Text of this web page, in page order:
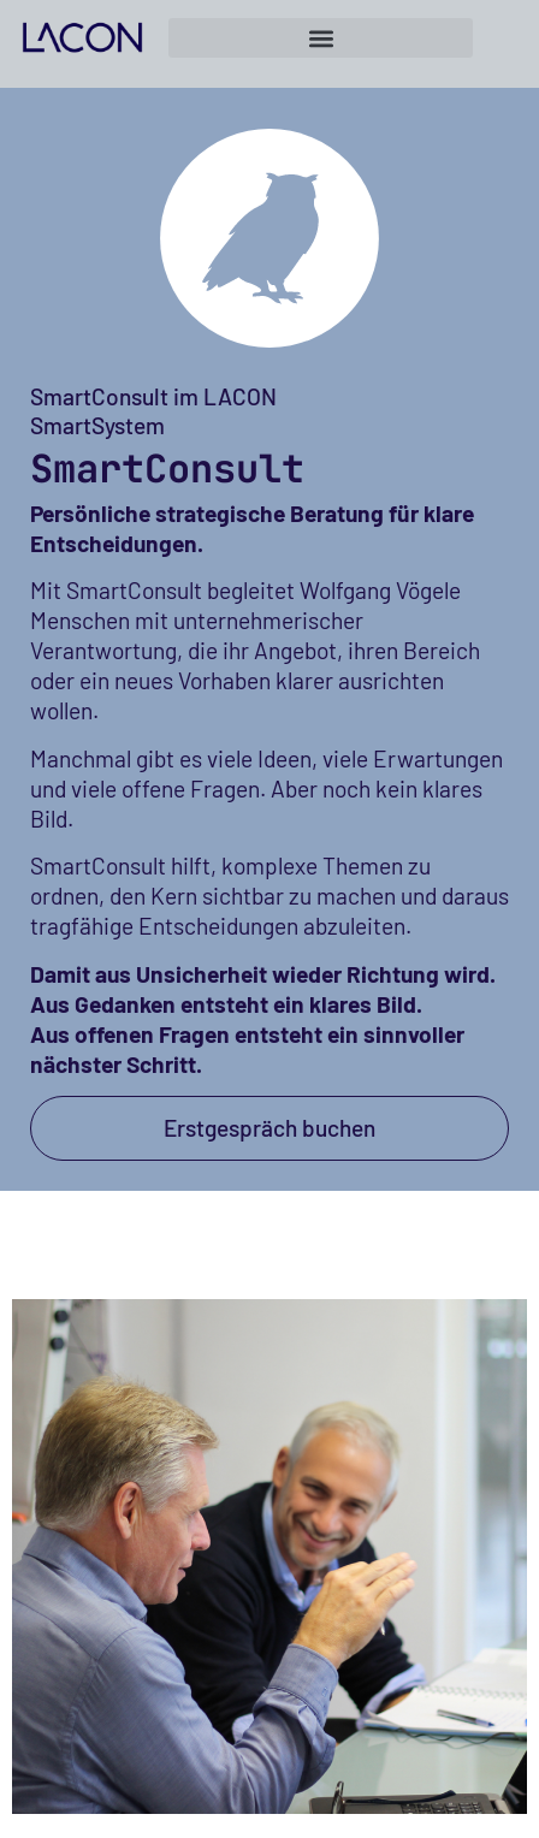
SmartConsult im LACON
SmartSystem
SmartConsult
Persönliche strategische Beratung für klare
Entscheidungen.
Mit SmartConsult begleitet Wolfgang Vögele
Menschen mit unternehmerischer
Verantwortung, die ihr Angebot, ihren Bereich
oder ein neues Vorhaben klarer ausrichten
wollen.
Manchmal gibt es viele Ideen, viele Erwartungen
und viele offene Fragen. Aber noch kein klares
Bild.
SmartConsult hilft, komplexe Themen zu
ordnen, den Kern sichtbar zu machen und daraus
tragfähige Entscheidungen abzuleiten.
Damit aus Unsicherheit wieder Richtung wird.
Aus Gedanken entsteht ein klares Bild.
Aus offenen Fragen entsteht ein sinnvoller
nächster Schritt.
Erstgespräch buchen